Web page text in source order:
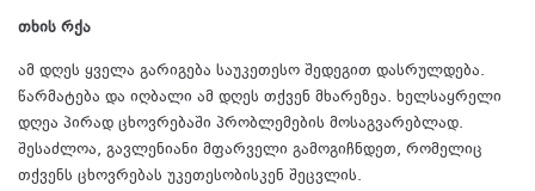
თხის რქა
ამ დღეს ყველა გარიგება საუკეთესო შედეგით დასრულდება.
წარმატება და იღბალი ამ დღეს თქვენ მხარეზეა. ხელსაყრელი
დღეა პირად ცხოვრებაში პრობლემების მოსაგვარებლად.
შესაძლოა, გავლენიანი მფარველი გამოგიჩნდეთ, რომელიც
თქვენს ცხოვრებას უკეთესობისკენ შეცვლის.